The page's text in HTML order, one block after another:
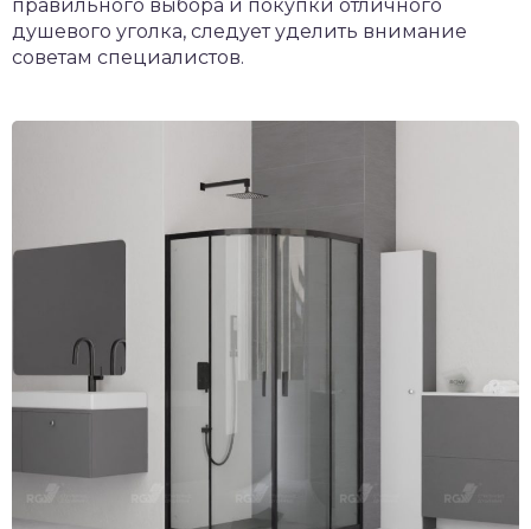
правильного выбора и покупки отличного
душевого уголка, следует уделить внимание
советам специалистов.